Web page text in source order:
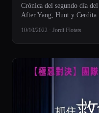
Crónica del segundo día
After Yang, Hunt y Cerdita
10/10/2022 · Jordi Flotats